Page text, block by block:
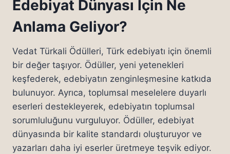
Edebiyat Dünyası İçin Ne
Anlama Geliyor?
Vedat Türkali Ödülleri, Türk edebiyatı için önemli
bir değer taşıyor. Ödüller, yeni yetenekleri
keşfederek, edebiyatın zenginleşmesine katkıda
bulunuyor. Ayrıca, toplumsal meselelere duyarlı
eserleri destekleyerek, edebiyatın toplumsal
sorumluluğunu vurguluyor. Ödüller, edebiyat
dünyasında bir kalite standardı oluşturuyor ve
yazarları daha iyi eserler üretmeye teşvik ediyor.